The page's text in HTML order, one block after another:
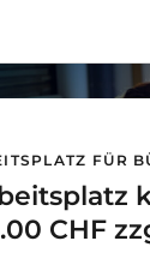
FÜR
CHF